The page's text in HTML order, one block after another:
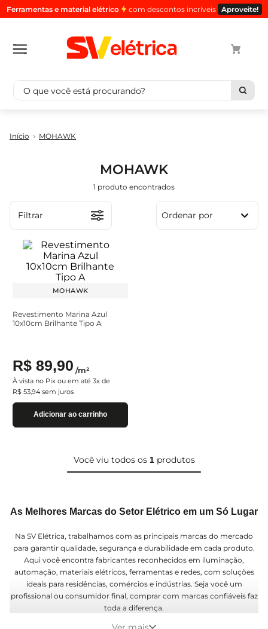
Ferramentas e material elétrico com descontos incríveis Aproveite!
O que você está procurando?
MOHAWK
MOHAWK
1 produto
Ordenar por
Filtrar
MOHAWK
Revestimento Marina Azul
10x10cm Brilhante Tipo A
R$ 89,90 /m²
À vista no Pix ou em até 3x de
R$ 53,94 sem juros
Adicionar ao carrinho
Você viu todos os 1produtos
As Melhores Marcas do Setor Elétrico em um Só Lugar
Na SV Elétrica, trabalhamos com as principais marcas do mercado
para garantir qualidade, segurança e durabilidade em cada produto.
Aqui você encontra fabricantes reconhecidos em iluminação,
automação, materiais elétricos, ferramentas e redes, com soluções
ideais para residências, comércios e indústrias. Seja você um
profissional ou consumidor final, comprar com marcas confiáveis faz
toda a diferença.
1 º cabo
5º